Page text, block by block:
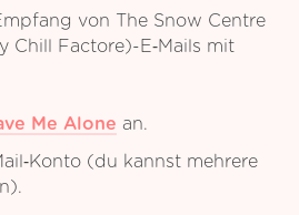
von The Snow Centre
Chill Factore)-E‑Mails mit
Me Alone an.
(du kannst mehrere